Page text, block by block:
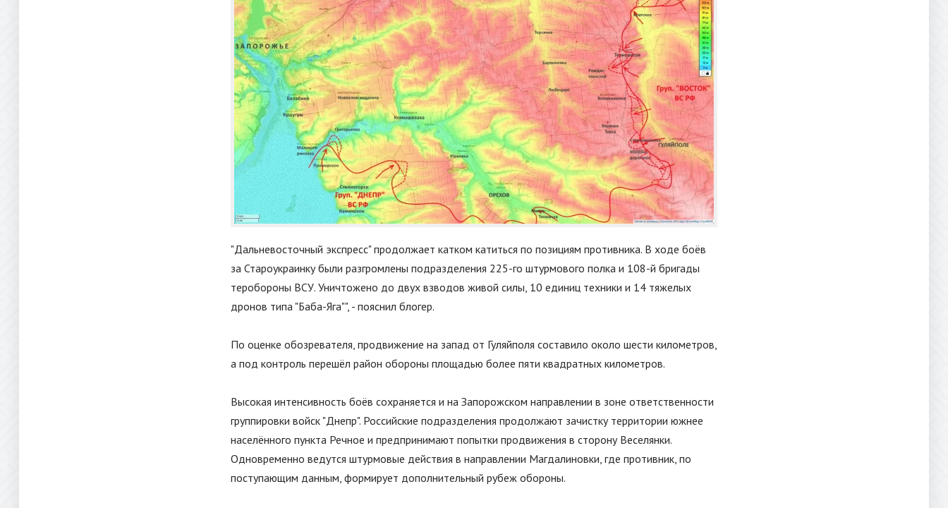
"Дальневосточный экспресс"продолжает катком катиться по позициям противника. В ходе боёв
за Староукраинку были разгромлены подразделения 225-го штурмового полка и 108-й бригады
теробороны ВСУ. Уничтожено до двух взводов живой силы, 10 единиц техники и 14 тяжелых
дронов типа "Баба-Яга"", - пояснил блогер.
По оценке обозревателя, продвижение на запад от Гуляйполя составило около шести километров,
а под контроль перешёл район обороны площадью более пяти квадратных километров.
Высокая интенсивность боёв сохраняется и на Запорожском направлении в зоне ответственности
группировки войск "Днепр". Российские подразделения продолжают зачистку территории южнее
населённого пункта Речное и предпринимают попытки продвижения в сторону Веселянки.
Одновременно ведутся штурмовые действия в направлении Магдалиновки, где противник, по
поступающим данным, формирует дополнительный рубеж обороны.